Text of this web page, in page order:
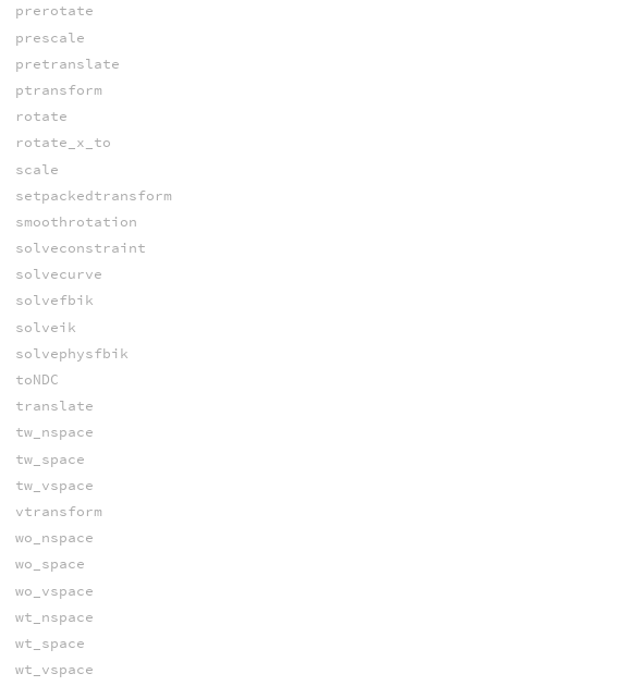
prerotate
prescale
pretranslate
ptransform
rotate
rotate_x_to
scale
setpackedtransform
smoothrotation
solveconstraint
solvecurve
solvefbik
solveik
solvephysfbik
toNDC
translate
tw_nspace
tw_space
tw_vspace
vtransform
wo_nspace
wo_space
wo_vspace
wt_nspace
wt_space
wt_vspace